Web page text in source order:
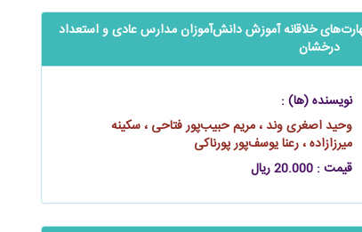
خلاقانه آموزش ‌‌‌‌‌دانش‌آموزان مدارس عادی و استعداد
درخشان
نویسنده (ها) :
وحید اصغری وند ، مریم حبیب‌پور فتاحی ، سکینه
میرزازاده ، رعنا یوسف‌پور پورناکی
قیمت : 20.000 ریال